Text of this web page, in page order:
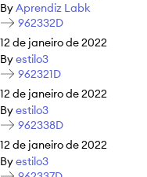
ByAprendiz Labk
962332D
12 de janeiro de 2022
Byestilo3
962321D
12 de janeiro de 2022
Byestilo3
962338D
12 de janeiro de 2022
Byestilo3